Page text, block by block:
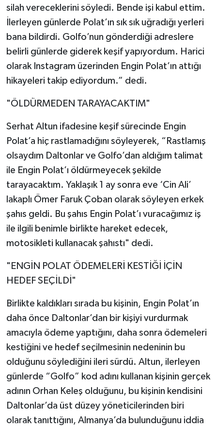
silah vereceklerini söyledi. Bende işi kabul ettim.
İlerleyen günlerde Polat’ın sık sık uğradığı yerleri
bana bildirdi. Golfo’nun gönderdiği adreslere
belirli günlerde giderek keşif yapıyordum. Harici
olarak Instagram üzerinden Engin Polat’ın attığı
hikayeleri takip ediyordum.” dedi.
"ÖLDÜRMEDEN TARAYACAKTIM"
Serhat Altun ifadesine keşif sürecinde Engin
Polat’a hiç rastlamadığını söyleyerek, “Rastlamış
olsaydım Daltonlar ve Golfo’dan aldığım talimat
ile Engin Polat’ı öldürmeyecek şekilde
tarayacaktım. Yaklaşık 1 ay sonra eve ‘Cin Ali’
lakaplı Ömer Faruk Çoban olarak söyleyen erkek
şahıs geldi. Bu şahıs Engin Polat’ı vuracağımız iş
ile ilgili benimle birlikte hareket edecek,
motosikleti kullanacak şahıstı" dedi.
"ENGİN POLAT ÖDEMELERİ KESTİĞİ İÇİN
HEDEF SEÇİLDİ"
Birlikte kaldıkları sırada bu kişinin, Engin Polat’ın
daha önce Daltonlar’dan bir kişiyi vurdurmak
amacıyla ödeme yaptığını, daha sonra ödemeleri
kestiğini ve hedef seçilmesinin nedeninin bu
olduğunu söylediğini ileri sürdü. Altun, ilerleyen
günlerde “Golfo” kod adını kullanan kişinin gerçek
adının Orhan Keleş olduğunu, bu kişinin kendisini
Daltonlar’da üst düzey yöneticilerinden biri
olarak tanıttığını, Almanya’da bulunduğunu iddia